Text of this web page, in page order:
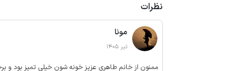
نظرات
مونا
تیر 1405